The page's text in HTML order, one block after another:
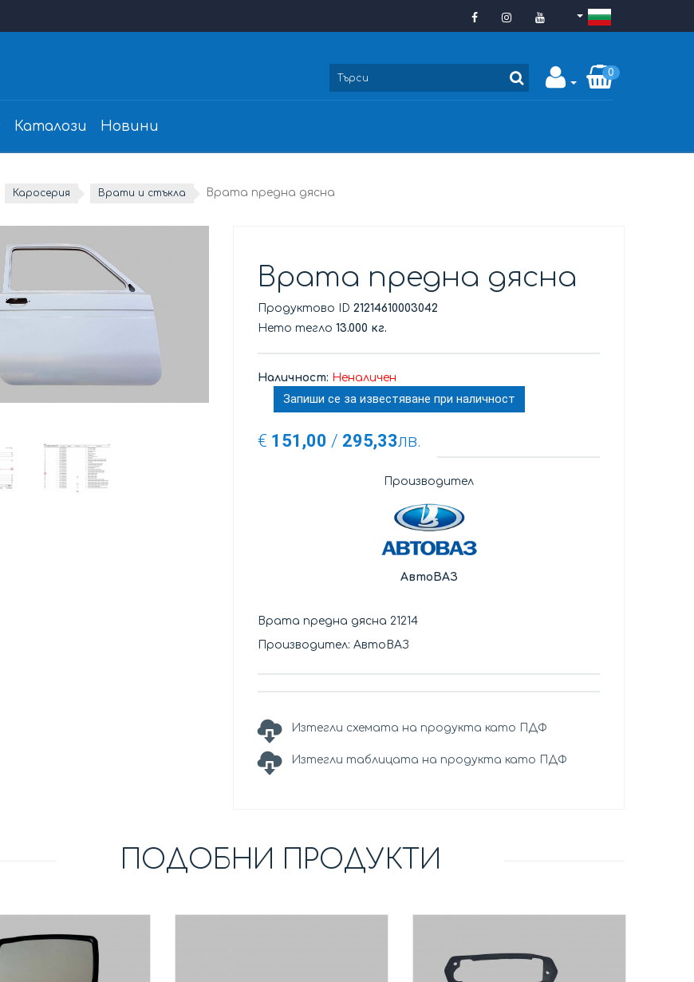
0
Каталози Новини
Каросерия Врати и стъкла Врата предна дясна
Врата предна дясна
Продуктово ID21214610003042
Нето тегло13.000 кг.
Наличност: Неналичен
Запиши се за известяване при наличност
€ 151,00 / 295,33лв.
Производител
АвтоВАЗ
Врата предна дясна 21214
Производител: АвтоВАЗ
Изтегли схемата на продукта като ПДФ
Изтегли таблицата на продукта като ПДФ
ПОДОБНИ ПРОДУКТИ